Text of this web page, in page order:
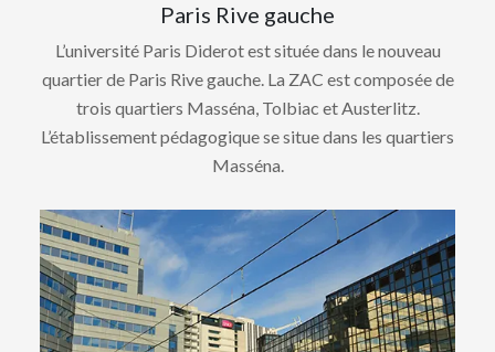
Paris Rive gauche
L’université Paris Diderot est située dans le nouveau
quartier de Paris Rive gauche. La ZAC est composée de
trois quartiers Masséna, Tolbiac et Austerlitz.
L’établissement pédagogique se situe dans les quartiers
Masséna.